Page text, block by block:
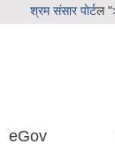
श्रम संसार पाेर्टल
eGov